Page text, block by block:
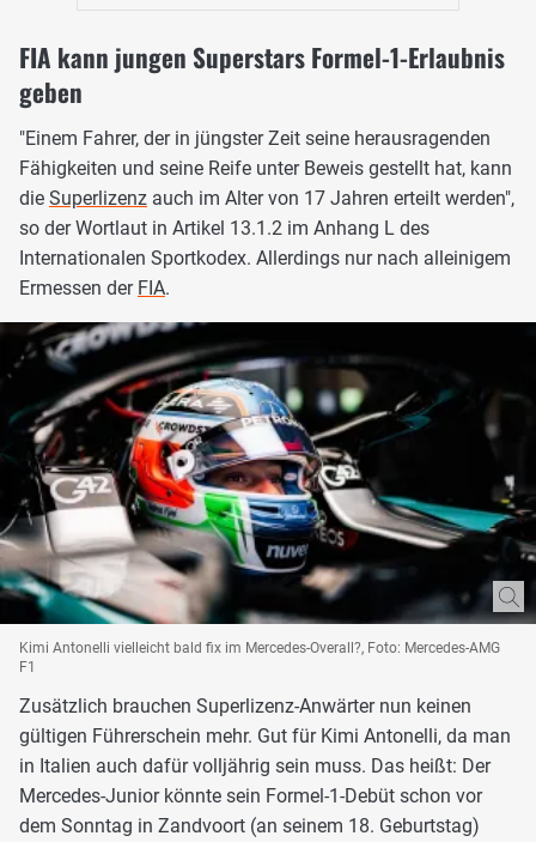
FIA kann jungen Superstars Formel-1-Erlaubnis
geben
"Einem Fahrer, der in jüngster Zeit seine herausragenden
Fähigkeiten und seine Reife unter Beweis gestellt hat, kann
die Superlizenz auch im Alter von 17 Jahren erteilt werden",
so der Wortlaut in Artikel 13.1.2 im Anhang L des
Internationalen Sportkodex. Allerdings nur nach alleinigem
Ermessen der FIA.
Kimi Antonelli vielleicht bald fix im Mercedes-Overall?, Foto: Mercedes-AMG
F1
Zusätzlich brauchen Superlizenz-Anwärter nun keinen
gültigen Führerschein mehr. Gut für Kimi Antonelli, da man
in Italien auch dafür volljährig sein muss. Das heißt: Der
Mercedes-Junior könnte sein Formel-1-Debüt schon vor
dem Sonntag in Zandvoort (an seinem 18. Geburtstag)